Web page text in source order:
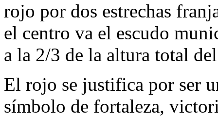
rojo por dos estrechas
el centro va el escudo
a la 2/3 de la altura total
El rojo se justifica por ser
símbolo de fortaleza,